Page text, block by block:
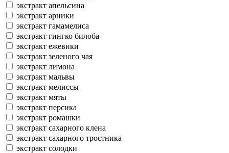
экстракт апельсина
экстракт арники
экстракт гамамелиса
экстракт гингко билоба
экстракт ежевики
экстракт зеленого чая
экстракт лимона
экстракт мальвы
экстракт мелиссы
экстракт мяты
экстракт персика
экстракт ромашки
экстракт сахарного клена
экстракт сахарного тростника
экстракт солодки